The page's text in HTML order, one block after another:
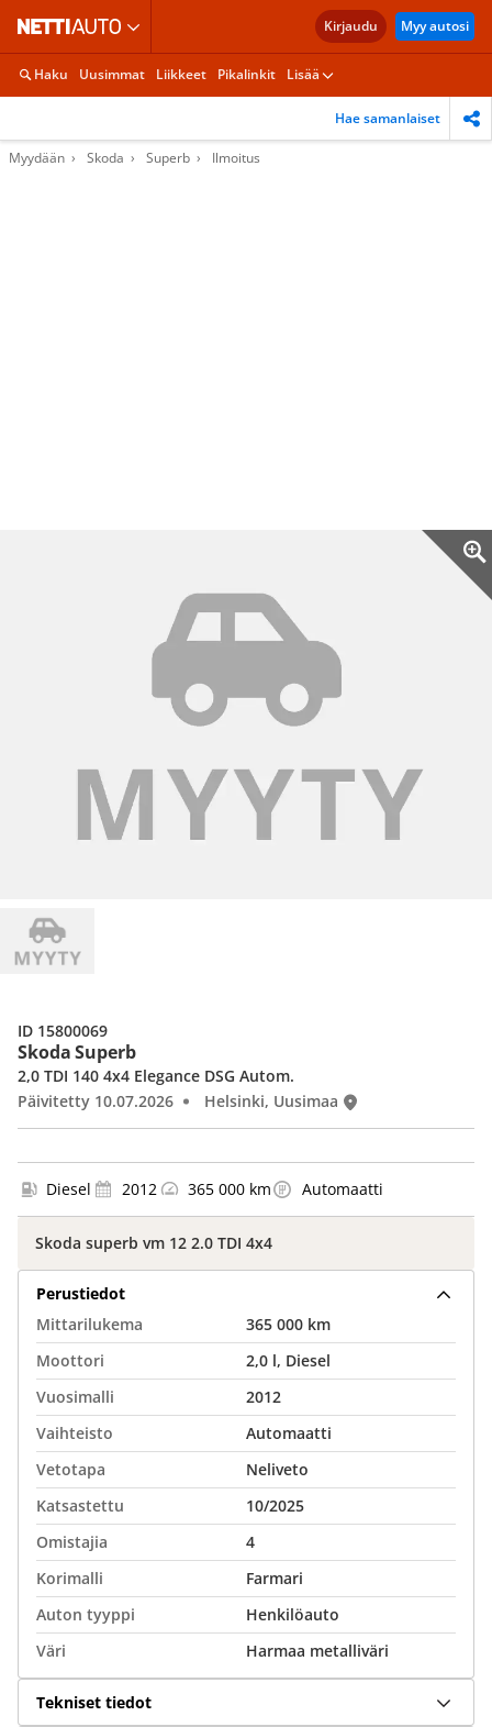
Kirjaudu Myy autosi
Haku Uusimmat Liikkeet Pikalinkit Lisää
Hae samanlaiset
Myydään Skoda Superb Ilmoitus
Skoda Superb
2,0 TDI 140 4x4 Elegance DSG Autom.
Päivitetty 10.07.2026
Helsinki, Uusimaa
ID 15800069
Diesel 2012 365 000 km Automaatti
Skoda superb vm 12 2.0 TDI 4x4
Perustiedot
Mittarilukema
365 000 km
Moottori
2,0 l, Diesel
Vuosimalli
2012
Vaihteisto
Automaatti
Vetotapa
Neliveto
Katsastettu
10/2025
Omistajia
4
Korimalli
Farmari
Auton tyyppi
Henkilöauto
Väri
Harmaa metalliväri
Tekniset tiedot